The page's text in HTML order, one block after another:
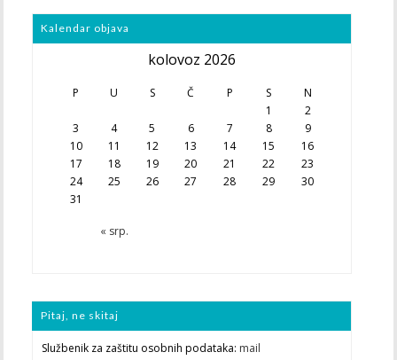
Kalendar objava
kolovoz 2026
P U S Č P S N
« srp.
1
2
3
4 5 6 7 8
9
10
11 12 13 14 15
16
17
18 19 20 21 22
23
24
25 26 27 28 29
30
31
Pitaj, ne skitaj
Službenik za zaštitu osobnih podataka: mail